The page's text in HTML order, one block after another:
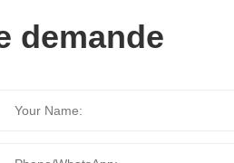
demande